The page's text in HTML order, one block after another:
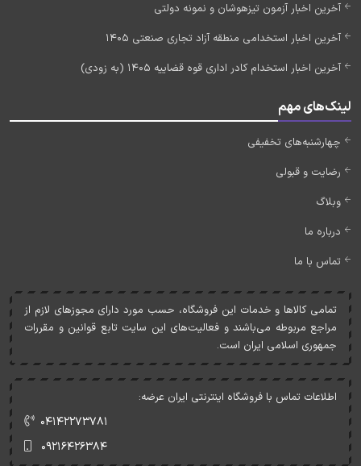
آخرین اخبار آزمون تیزهوشان و نمونه دولتی
آخرین اخبار استخدامی منطقه آزاد تجاری صنعتی 1405
آخرین اخبار استخدام کادر اداری قوه قضاییه 1405 (به زودی)
لینک‌های مهم
چهارشنبه‌های تخفیفی
رضایت و قبولی
وبلاگ
درباره ما
تماس با ما
تمامی کالاها و خدمات اين فروشگاه، حسب مورد دارای مجوزهای لازم از
مراجع مربوطه می‌باشند و فعاليت‌های اين سايت تابع قوانين و مقررات
جمهوری اسلامی ايران است.
اطلاعات تماس با فروشگاه اینترنتی ایران عرضه:
۰۴۱۴۲۲۷۳۷۸۱
۰۹۲۱۶۴۲۶۳۸۴